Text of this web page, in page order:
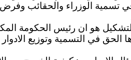
تسمية الوزراء والحقائب
هو ان رئيس الحكومة
الحق في التسمية وتوزيع